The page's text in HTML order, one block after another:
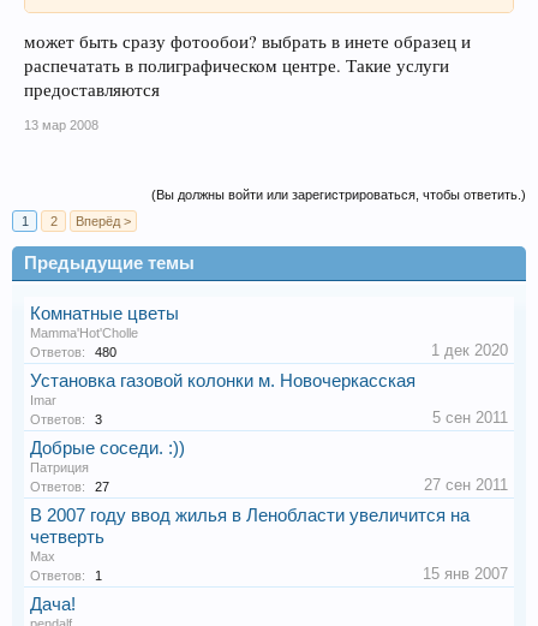
может быть сразу фотообои? выбрать в инете образец и
распечатать в полиграфическом центре. Такие услуги
предоставляются
13 мар 2008
(Вы должны войти или зарегистрироваться, чтобы ответить.)
1
2 Вперёд >
Предыдущие темы
Комнатные цветы
Mamma'Hot'Cholle
Ответов:
480 1 дек 2020
Установка газовой колонки м. Новочеркасская
Imar
Ответов:
3 5 сен 2011
Добрые соседи. :))
Патриция
Ответов:
27 27 сен 2011
В 2007 году ввод жилья в Ленобласти увеличится на
четверть
Max
Ответов:
1 15 янв 2007
Дача!